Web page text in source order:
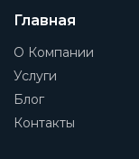
Главная
О Компании
Услуги
Блог
Контакты